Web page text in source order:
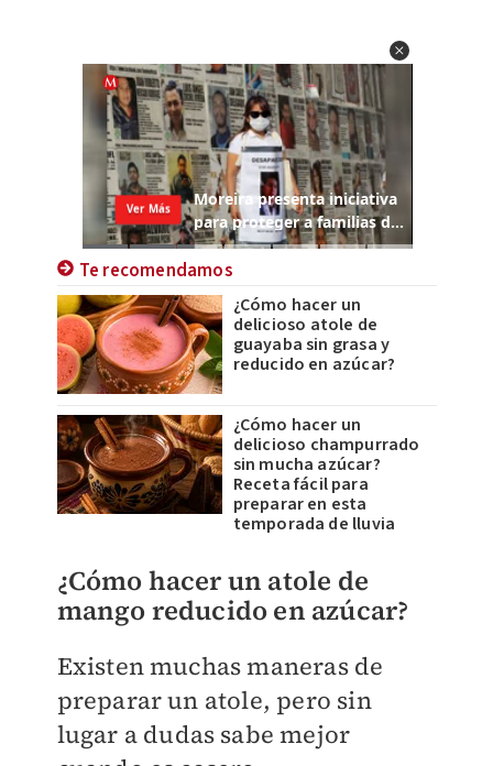
Te recomendamos
¿Cómo hacer un
delicioso atole de
guayaba sin grasa y
reducido en azúcar?
¿Cómo hacer un
delicioso champurrado
sin mucha azúcar?
Receta fácil para
preparar en esta
temporada de lluvia
¿Cómo hacer un atole de
mango reducido en azúcar?
Existen muchas maneras de
preparar un atole, pero sin
lugar a dudas sabe mejor